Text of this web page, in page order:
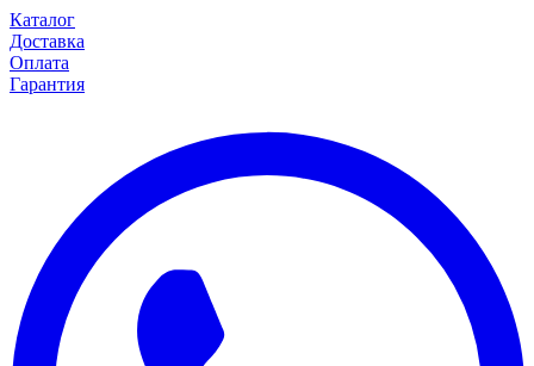
Каталог
Доставка
Оплата
Гарантия